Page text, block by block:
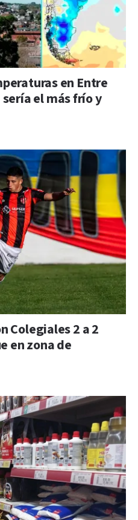
en Entre
el más frío y
Colegiales 2 a 2
en zona de